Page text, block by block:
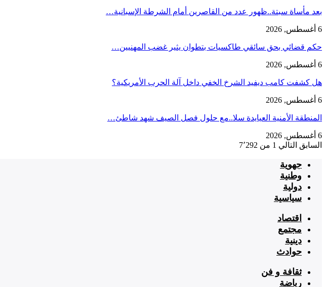
بعد مأساة سبتة..ظهور عدد من القاصرين أمام الشرطة الإسبانية…
6 أغسطس, 2026
حكم قضائي بحق سائقي طاكسيات بتطوان يثير غضب المهنيين…
6 أغسطس, 2026
هل كشفت كامب ديفيد الشرخ الخفي داخل آلة الحرب الأمريكية؟
6 أغسطس, 2026
‏المنطقة الأمنية العيايدة سلا..مع حلول فصل الصيف شهد شاطئ…
6 أغسطس, 2026
السابق التالي 1 من 7٬292
جهوية
وطنية
دولية
سياسية
اقتصاد
مجتمع
دينية
حوادث
ثقافة و فن
رياضة